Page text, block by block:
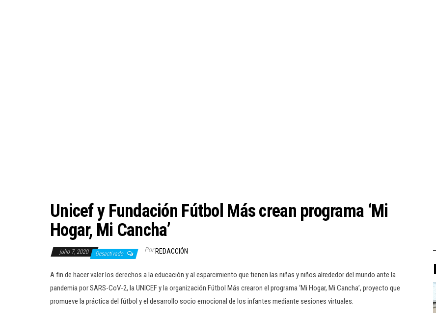
Unicef y Fundación Fútbol Más crean programa ‘Mi
Hogar, Mi Cancha’
julio 7, 2020 Desactivado Por REDACCIÓN
A fin de hacer valer los derechos a la educación y al esparcimiento que tienen las niñas y niños alrededor del mundo ante la
pandemia por SARS-CoV-2, la UNICEF y la organización Fútbol Más crearon el programa ‘Mi Hogar, Mi Cancha’, proyecto que
promueve la práctica del fútbol y el desarrollo socio emocional de los infantes mediante sesiones virtuales.